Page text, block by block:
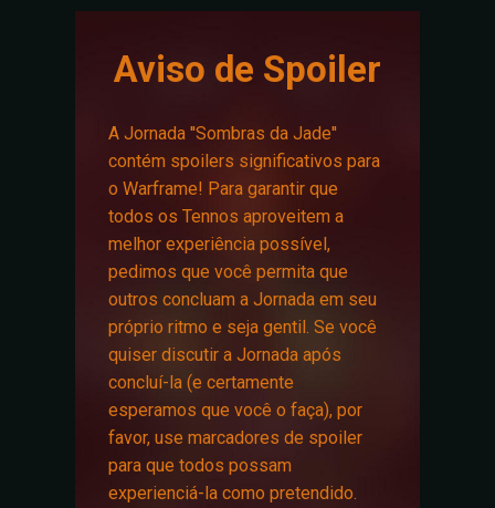
Aviso de Spoiler
A Jornada ''Sombras da Jade''
contém spoilers significativos para
o Warframe! Para garantir que
todos os Tennos aproveitem a
melhor experiência possível,
pedimos que você permita que
outros concluam a Jornada em seu
próprio ritmo e seja gentil. Se você
quiser discutir a Jornada após
concluí-la (e certamente
esperamos que você o faça), por
favor, use marcadores de spoiler
para que todos possam
experienciá-la como pretendido.